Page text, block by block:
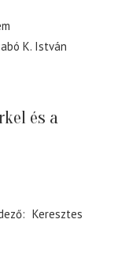
K. István
és a
Keresztes